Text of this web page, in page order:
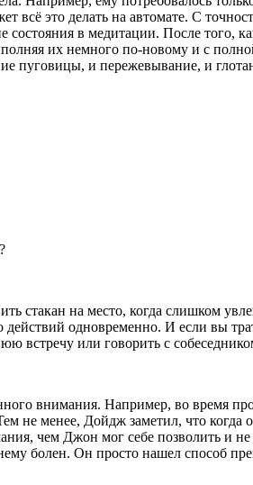
всё это делать на автомате. С
состояния в медитации. После того,
их немного по-новому и с
пуговицы, и пережевывание, и
стакан на место, когда слишком
одновременно. И если вы
встречу или говорить с
внимания. Например, во время
не менее, Дойдж заметил, что когда
чем Джон мог себе позволить и не
болен. Он просто нашел способ